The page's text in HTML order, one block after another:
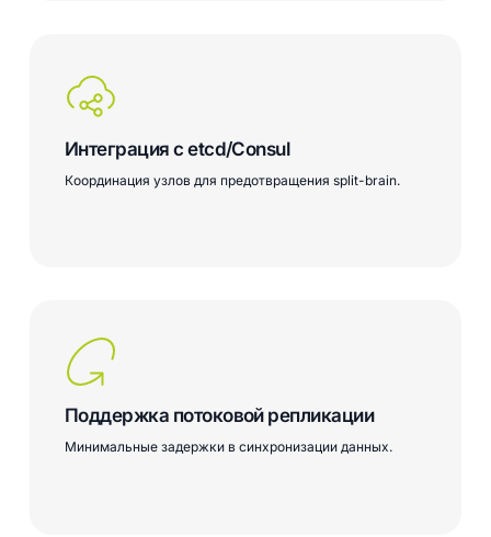
Интеграция с etcd/Consul
Координация узлов для предотвращения split-brain.
Поддержка потоковой репликации
Минимальные задержки в синхронизации данных.